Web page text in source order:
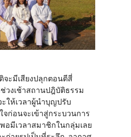
จะมีเสียงปลุกตอนตีสี่
วงเช้าสถานปฎิบัติธรรม
ให้เวลาผู้นำบุญปรับ
จก่อนจะเข้าสู่กระบวนการ
อมีเวลาสมาชิกในกลุ่มเลย